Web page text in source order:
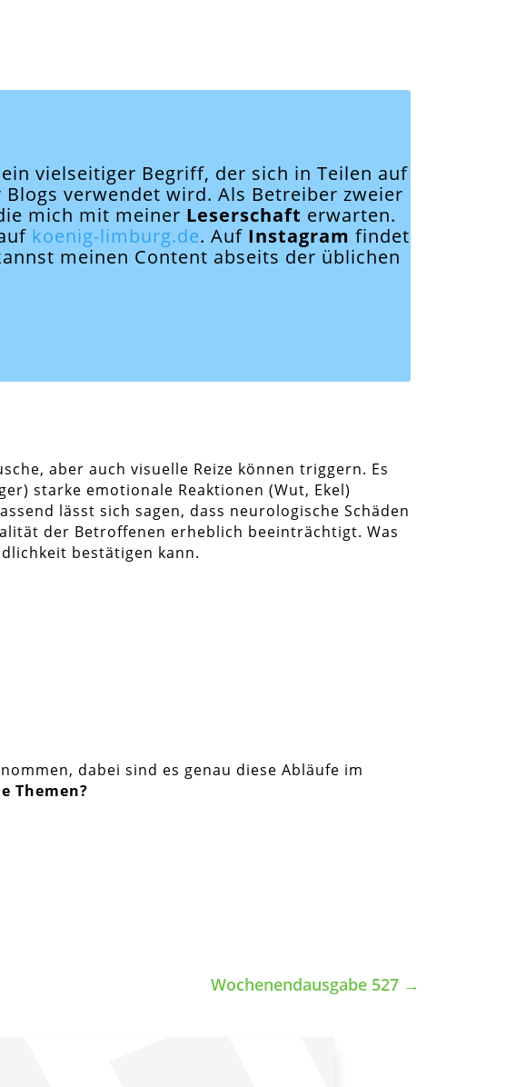
vielseitiger Begriff, der sich in Teilen auf
verwendet wird. Als Betreiber zweier
mich mit meiner Leserschaft erwarten.
koenig-limburg.de. Auf Instagram findet
meinen Content abseits der üblichen
aber auch visuelle Reize können triggern. Es
starke emotionale Reaktionen (Wut, Ekel)
lässt sich sagen, dass neurologische Schäden
der Betroffenen erheblich beeinträchtigt. Was
bestätigen kann.
dabei sind es genau diese Abläufe im
Themen?
Wochenendausgabe 527 →